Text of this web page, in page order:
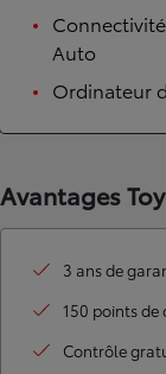
Auto
Ordinateur
Avantages
3 ans de
150 points de
Contrôle